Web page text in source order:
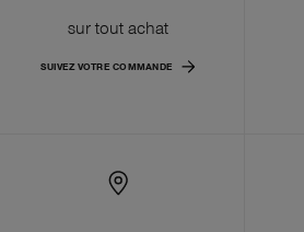
sur tout achat
SUIVEZ VOTRE COMMANDE